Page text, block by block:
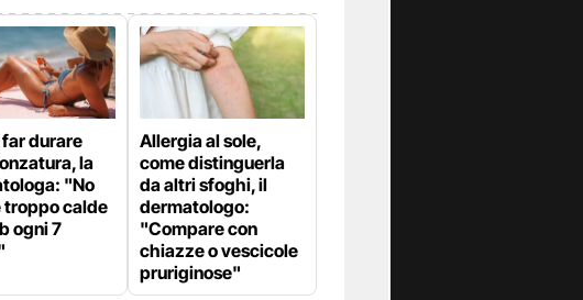
durare
la
"No
troppo calde
ogni 7
Allergia al sole,
come distinguerla
da altri sfoghi, il
dermatologo:
"Compare con
chiazze o vescicole
pruriginose"